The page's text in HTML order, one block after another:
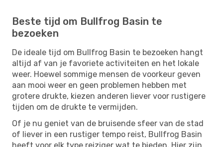
Beste tijd om Bullfrog Basin te
bezoeken
De ideale tijd om Bullfrog Basin te bezoeken hangt
altijd af van je favoriete activiteiten en het lokale
weer. Hoewel sommige mensen de voorkeur geven
aan mooi weer en geen problemen hebben met
grotere drukte, kiezen anderen liever voor rustigere
tijden om de drukte te vermijden.
Of je nu geniet van de bruisende sfeer van de stad
of liever in een rustiger tempo reist, Bullfrog Basin